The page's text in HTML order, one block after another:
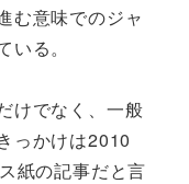
む意味でのジャ
る。
けでなく、一般
っかけは2010
紙の記事だと言